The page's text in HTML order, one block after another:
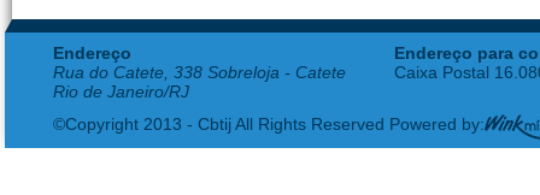
Endereço
Rua do Catete, 338 Sobreloja - Catete
Rio de Janeiro/RJ
Endereço para
Caixa Postal
©Copyright 2013 - Cbtij All Rights Reserved Powered by: